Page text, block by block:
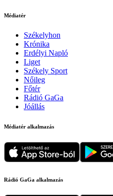
Médiatér
Székelyhon
Krónika
Erdélyi Napló
Liget
Székely Sport
Nőileg
Főtér
Rádió GaGa
Jóállás
Médiatér alkalmazás
Rádió GaGa alkalmazás